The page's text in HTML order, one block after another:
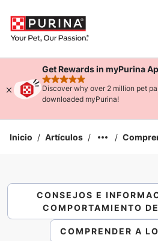
Get Rewards in myPurina
rated 4.9 stars
Discover why over 2 million pet
downloaded myPurina!
Inicio / Artículos / /
CONSEJOS E
COMPORTAMIENTO
COMPRENDER A